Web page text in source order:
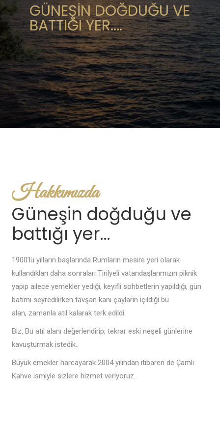
GÜNEŞİN DOĞDUĞU VE
BATTIĞI YER....
Hakkımızda
Güneşin doğduğu ve
battığı yer…
1900’lü yılların başlarında Rumların mesire yeri olarak
kullandıkları daha sonraları Tirilyeli vatandaşlarımızın piknik
yapıp ailece yemekler yediği, keyifli sohbetlerin yapıldığı, gün
batımı seyredilirken tavşan kanı çayların içildiği bu
alan, zamanla atıl kalarak terk edildi.
Biz, Bu atıl alanı değerlendirip, tekrar eski neşeli günlerine
kavuşturmak istedik.
Büyük emekler harcayarak 2004 yılından itibaren de Çamlı
Kahve ismiyle sizlere hizmet veriyoruz.